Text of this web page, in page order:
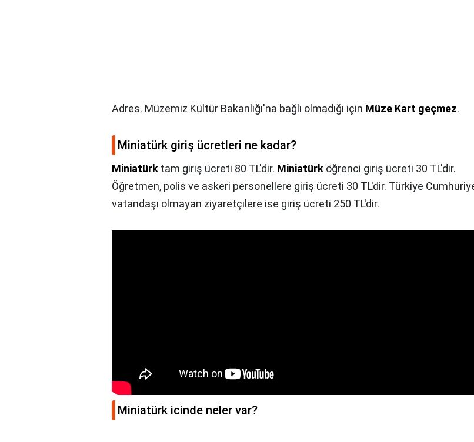
Adres. Müzemiz Kültür Bakanlığı'na bağlı olmadığı için Müze Kart geçmez.
Miniatürk giriş ücretleri ne kadar?
Miniatürk tam giriş ücreti 80 TL'dir. Miniatürk öğrenci giriş ücreti 30 TL'dir.
Öğretmen, polis ve askeri personellere giriş ücreti 30 TL'dir. Türkiye
vatandaşı olmayan ziyaretçilere ise giriş ücreti 250 TL'dir.
Miniatürk icinde neler var?